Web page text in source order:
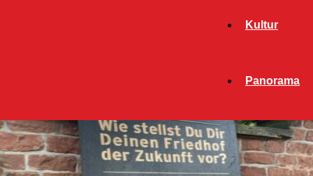
Kultur
Panorama